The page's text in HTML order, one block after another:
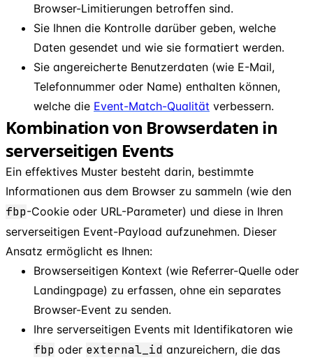
Browser-Limitierungen betroffen sind.
Sie Ihnen die Kontrolle darüber geben, welche
Daten gesendet und wie sie formatiert werden.
Sie angereicherte Benutzerdaten (wie E-Mail,
Telefonnummer oder Name) enthalten können,
welche die Event-Match-Qualität verbessern.
Kombination von Browserdaten in
serverseitigen Events
Ein effektives Muster besteht darin, bestimmte
Informationen aus dem Browser zu sammeln (wie den
fbp-Cookie oder URL-Parameter) und diese in Ihren
serverseitigen Event-Payload aufzunehmen. Dieser
Ansatz ermöglicht es Ihnen:
Browserseitigen Kontext (wie Referrer-Quelle oder
Landingpage) zu erfassen, ohne ein separates
Browser-Event zu senden.
Ihre serverseitigen Events mit Identifikatoren wie
fbp oder external id anzureichern, die das